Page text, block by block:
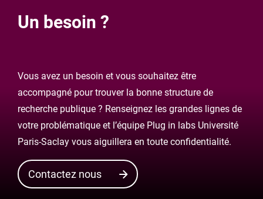
Un besoin ?
Vous avez un besoin et vous souhaitez être
accompagné pour trouver la bonne structure de
recherche publique ? Renseignez les grandes lignes de
votre problématique et l’équipe Plug in labs Université
Paris-Saclay vous aiguillera en toute confidentialité.
Contactez nous